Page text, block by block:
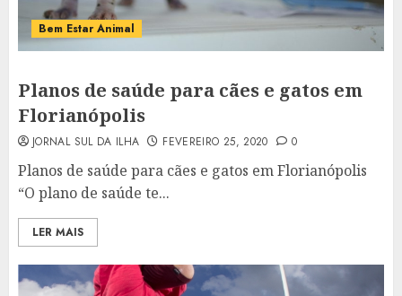
Bem Estar Animal
Planos de saúde para cães e gatos em
Florianópolis
JORNAL SUL DA ILHA FEVEREIRO 25, 2020 0
Planos de saúde para cães e gatos em Florianópolis
“O plano de saúde te...
LER MAIS